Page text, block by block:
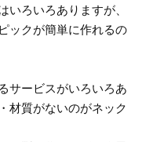
ろいろありますが、
ックが簡単に作れるの
サービスがいろいろあ
材質がないのがネック